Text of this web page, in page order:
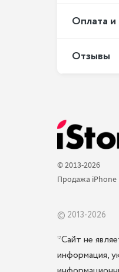
Оплата и
Отзывы
© 2013-2026
Продажа iPhone
© 2013-2026
*Сайт не
информация,